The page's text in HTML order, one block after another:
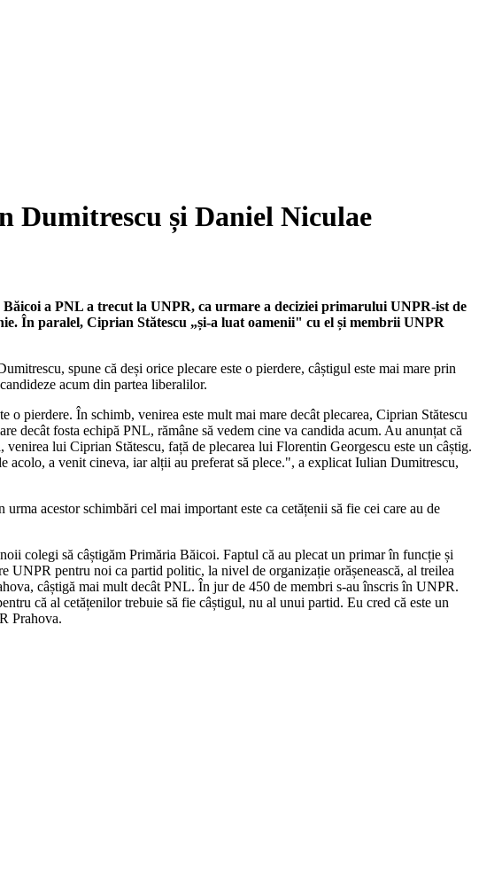
Dumitrescu și Daniel Niculae
a PNL a trecut la UNPR, ca urmare a deciziei primarului UNPR-ist de
În paralel, Ciprian Stătescu „și-a luat oamenii" cu el și membrii UNPR
spune că deși orice plecare este o pierdere, câștigul este mai mare prin
acum din partea liberalilor.
o pierdere. În schimb, venirea este mult mai mare decât plecarea, Ciprian Stătescu
decât fosta echipă PNL, rămâne să vedem cine va candida acum. Au anunțat că
lui Ciprian Stătescu, față de plecarea lui Florentin Georgescu este un câștig.
acolo, a venit cineva, iar alții au preferat să plece.", a explicat Iulian Dumitrescu,
acestor schimbări cel mai important este ca cetățenii să fie cei care au de
colegi să câștigăm Primăria Băicoi. Faptul că au plecat un primar în funcție și
pentru noi ca partid politic, la nivel de organizație orășenească, al treilea
câștigă mai mult decât PNL. În jur de 450 de membri s-au înscris în UNPR.
că al cetățenilor trebuie să fie câștigul, nu al unui partid. Eu cred că este un
Prahova.